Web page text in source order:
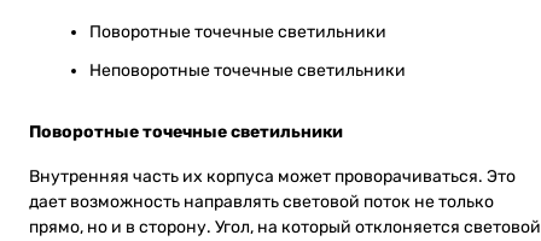
Поворотные точечные светильники
Неповоротные точечные светильники
Поворотные точечные светильники
Внутренняя часть их корпуса может проворачиваться. Это
дает возможность направлять световой поток не только
прямо, но и в сторону. Угол, на который отклоняется световой